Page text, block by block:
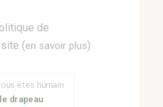
de
(en savoir plus)
êtes humain
le drapeau.